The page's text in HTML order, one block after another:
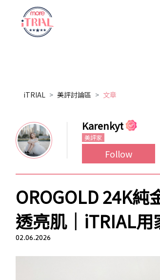
iTRIAL 美評討論區 文章
Karenkyt
美評家
Follow
OROGOLD 24K
透亮肌｜iTRIAL用
02.06.2026